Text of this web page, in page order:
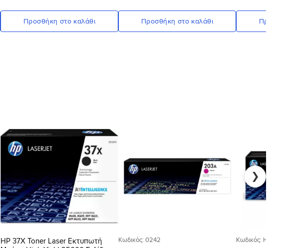
Προσθήκη στο καλάθι Προσθήκη στο καλάθι
στη Λίστα
Επιθυμιών
HP 37X Toner Laser Εκτυπωτή
Κωδικός: 0242 Κωδικός:
❯